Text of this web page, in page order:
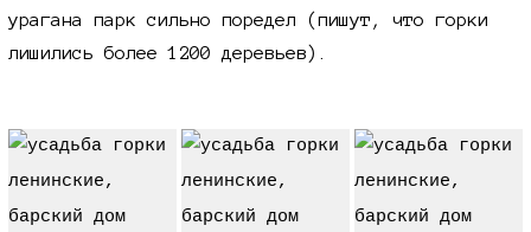
урагана парк сильно поредел (пишут, что горки
лишились более 1200 деревьев).